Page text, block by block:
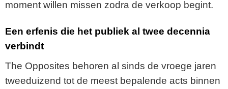
moment willen missen zodra de verkoop begint.
Een erfenis die het publiek al twee decennia
verbindt
The Opposites behoren al sinds de vroege jaren
tweeduizend tot de meest bepalende acts binnen